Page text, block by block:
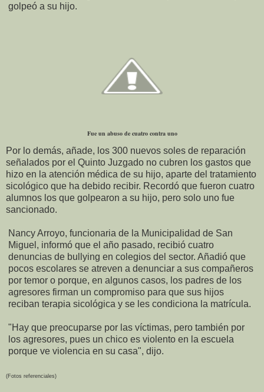
golpeó a su hijo.
Fue un abuso de cuatro contra uno
Por lo demás, añade, los 300 nuevos soles de reparación
señalados por el Quinto Juzgado no cubren los gastos que
hizo en la atención médica de su hijo, aparte del tratamiento
sicológico que ha debido recibir. Recordó que fueron cuatro
alumnos los que golpearon a su hijo, pero solo uno fue
sancionado.
Nancy Arroyo, funcionaria de la Municipalidad de San
Miguel, informó que el año pasado, recibió cuatro
denuncias de bullying en colegios del sector. Añadió que
pocos escolares se atreven a denunciar a sus compañeros
por temor o porque, en algunos casos, los padres de los
agresores firman un compromiso para que sus hijos
reciban terapia sicológica y se les condiciona la matrícula.
"Hay que preocuparse por las víctimas, pero también por
los agresores, pues un chico es violento en la escuela
porque ve violencia en su casa", dijo.
(Fotos referenciales)